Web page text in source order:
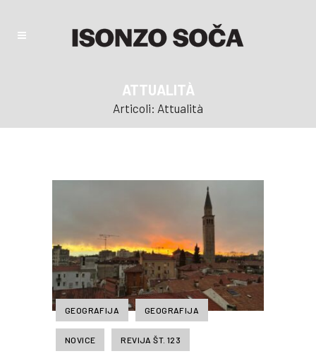
ATTUALITÀ
Articoli: Attualità
GEOGRAFIJA GEOGRAFIJA
NOVICE REVIJA ŠT. 123